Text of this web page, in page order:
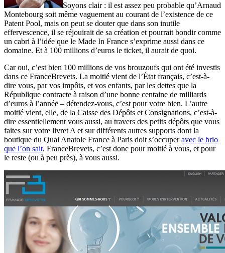
Soyons clair : il est assez peu probable qu’Arnaud
Montebourg soit même vaguement au courant de l’existence de ce
Patent Pool, mais on peut se douter que dans son inutile
effervescence, il se réjouirait de sa création et pourrait bondir comme
un cabri à l’idée que le Made In France s’exprime aussi dans ce
domaine. Et à 100 millions d’euros le ticket, il aurait de quoi.
Car oui, c’est bien 100 millions de vos brouzoufs qui ont été investis
dans ce FranceBrevets. La moitié vient de l’État français, c’est-à-
dire vous, par vos impôts, et vos enfants, par les dettes que la
République contracte à raison d’une bonne centaine de milliards
d’euros à l’année – détendez-vous, c’est pour votre bien. L’autre
moitié vient, elle, de la Caisse des Dépôts et Consignations, c’est-à-
dire essentiellement vous aussi, au travers des petits dépôts que vous
faites sur votre livret A et sur différents autres supports dont la
boutique du Quai Anatole France à Paris doit s’occuperavec le brio
que l’on sait. FranceBrevets, c’est donc pour moitié à vous, et pour
le reste (ou à peu près), à vous aussi.